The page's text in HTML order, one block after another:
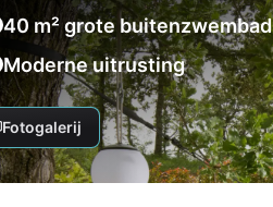
40 m² grote buitenzwembad
Moderne uitrusting
Fotogalerij